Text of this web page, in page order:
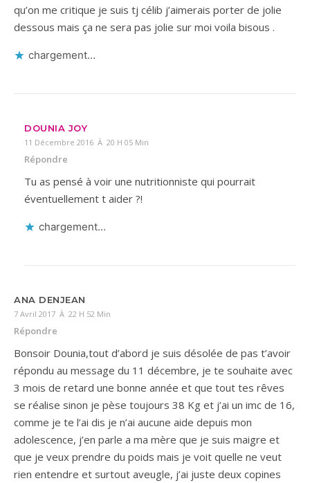
qu’on me critique je suis tj célib j’aimerais porter de jolie
dessous mais ça ne sera pas jolie sur moi voila bisous .
chargement…
DOUNIA JOY
11 Décembre 2016 À 20 H 05 Min
Répondre
Tu as pensé à voir une nutritionniste qui pourrait
éventuellement t aider ?!
chargement…
ANA DENJEAN
7 Avril 2017 À 22 H 52 Min
Répondre
Bonsoir Dounia,tout d’abord je suis désolée de pas t’avoir
répondu au message du 11 décembre, je te souhaite avec
3 mois de retard une bonne année et que tout tes rêves
se réalise sinon je pèse toujours 38 Kg et j’ai un imc de 16,
comme je te l’ai dis je n’ai aucune aide depuis mon
adolescence, j’en parle a ma mère que je suis maigre et
que je veux prendre du poids mais je voit quelle ne veut
rien entendre et surtout aveugle, j’ai juste deux copines